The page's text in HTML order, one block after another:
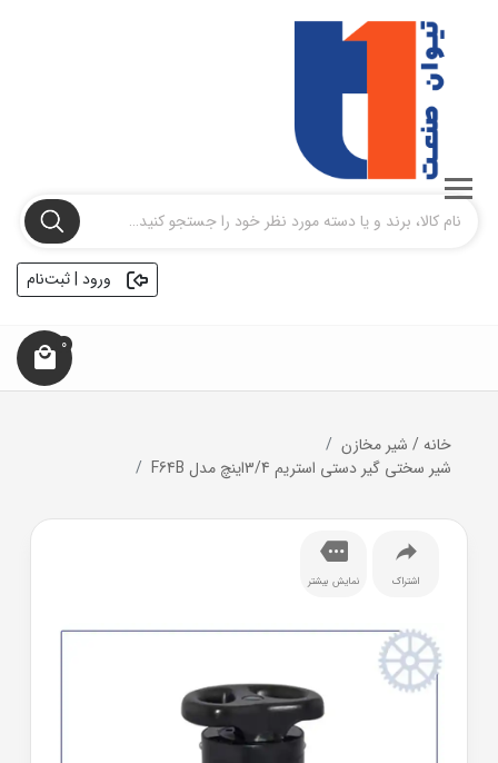
ورود | ثبت‌نام
0
خانه/ شیر مخازن
شیر سختی گیر دستی استریم 3/4اینچ مدل F64B
اشتراک نمایش بیشتر